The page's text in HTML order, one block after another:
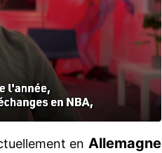
en Allemagne